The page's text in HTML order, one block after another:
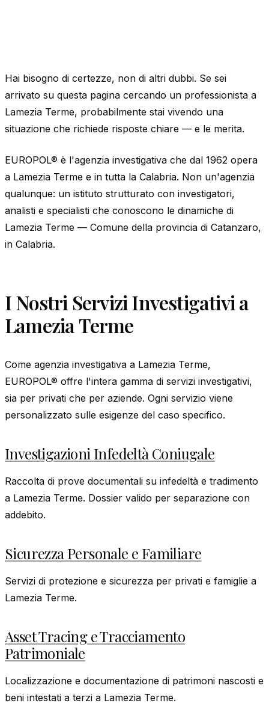
Hai bisogno di certezze, non di altri dubbi. Se sei
arrivato su questa pagina cercando un professionista a
Lamezia Terme, probabilmente stai vivendo una
situazione che richiede risposte chiare — e le merita.
EUROPOL® è l'agenzia investigativa che dal 1962 opera
a Lamezia Terme e in tutta la Calabria. Non un'agenzia
qualunque: un istituto strutturato con investigatori,
analisti e specialisti che conoscono le dinamiche di
Lamezia Terme — Comune della provincia di Catanzaro,
in Calabria.
I Nostri Servizi Investigativi a
Lamezia Terme
Come agenzia investigativa a Lamezia Terme,
EUROPOL® offre l'intera gamma di servizi investigativi,
sia per privati che per aziende. Ogni servizio viene
personalizzato sulle esigenze del caso specifico.
Investigazioni Infedeltà Coniugale
Raccolta di prove documentali su infedeltà e tradimento
a Lamezia Terme. Dossier valido per separazione con
addebito.
Sicurezza Personale e Familiare
Servizi di protezione e sicurezza per privati e famiglie a
Lamezia Terme.
Asset Tracing e Tracciamento
Patrimoniale
Localizzazione e documentazione di patrimoni nascosti e
beni intestati a terzi a Lamezia Terme.